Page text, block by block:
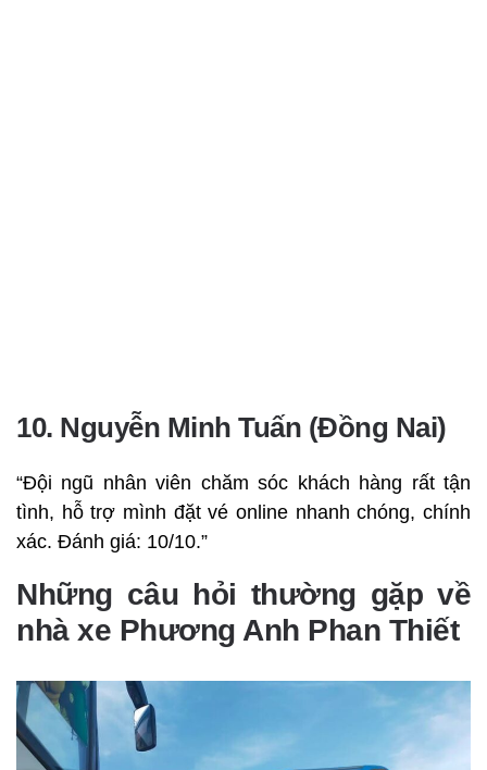
10. Nguyễn Minh Tuấn (Đồng Nai)
“Đội ngũ nhân viên chăm sóc khách hàng rất tận
tình, hỗ trợ mình đặt vé online nhanh chóng, chính
xác. Đánh giá: 10/10.”
Những câu hỏi thường gặp về
nhà xe Phương Anh Phan Thiết